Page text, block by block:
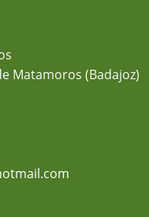
Matamoros (Badajoz)